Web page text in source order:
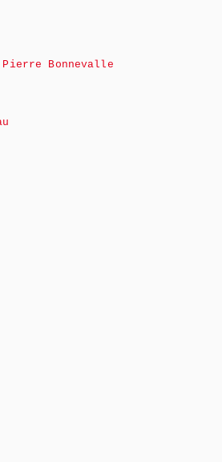
Pierre Bonnevalle